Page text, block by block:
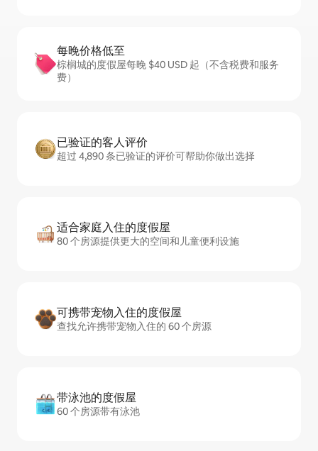
每晚价格低至
棕榈城的度假屋每晚 $40 USD 起（不含税费和服务
费）
已验证的客人评价
超过 4,890 条已验证的评价可帮助你做出选择
适合家庭入住的度假屋
80 个房源提供更大的空间和儿童便利设施
可携带宠物入住的度假屋
查找允许携带宠物入住的 60 个房源
带泳池的度假屋
60 个房源带有泳池